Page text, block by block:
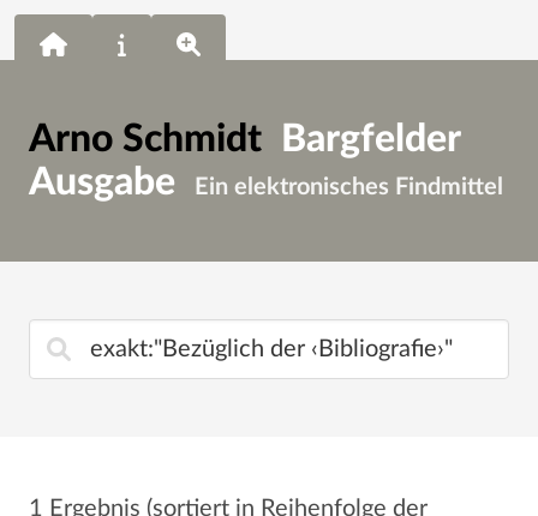
Arno Schmidt
Bargfelder
Ausgabe
Ein elektronisches Findmittel
1 Ergebnis (sortiert in Reihenfolge der